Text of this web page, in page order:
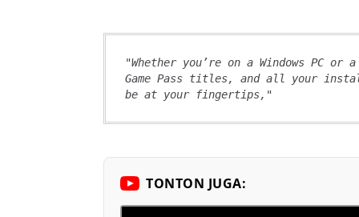
"Whether you’re on a Windows PC
Game Pass titles, and all your
be at your fingertips,"
TONTON JUGA: